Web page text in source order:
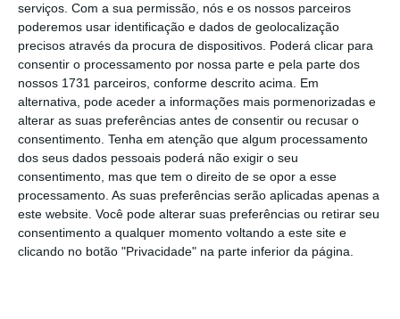
serviços. Com a sua permissão, nós e os nossos parceiros
poderemos usar identificação e dados de geolocalização
precisos através da procura de dispositivos. Poderá clicar para
consentir o processamento por nossa parte e pela parte dos
nossos 1731 parceiros, conforme descrito acima. Em
alternativa, pode aceder a informações mais pormenorizadas e
alterar as suas preferências antes de consentir ou recusar o
consentimento. Tenha em atenção que algum processamento
dos seus dados pessoais poderá não exigir o seu
consentimento, mas que tem o direito de se opor a esse
processamento. As suas preferências serão aplicadas apenas a
este website. Você pode alterar suas preferências ou retirar seu
consentimento a qualquer momento voltando a este site e
clicando no botão "Privacidade" na parte inferior da página.
beneficiar do regime fiscal que empresas e
bancos têm — dos créditos fiscais — e refletir
esse efeito fiscal positivo nas suas contas de
2017, nomeadamente ao nível dos capitais
próprios.
[A Associação Mutualista] é uma
IPSS e não uma empresa. Agora